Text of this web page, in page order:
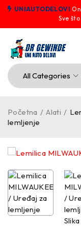
UNIAUTODELOVI
Sve
Početna / Alati /
lemljenje